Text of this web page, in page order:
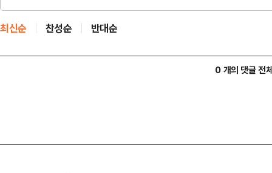
최신순 찬성순 반대순
0 개의 댓글 전